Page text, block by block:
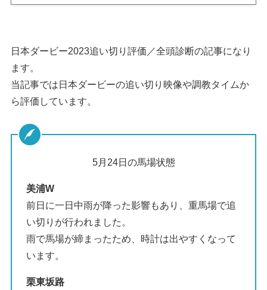
日本ダービー2023追い切り評価／全頭診断の記事になり
ます。
当記事では日本ダービーの追い切り映像や調教タイムか
ら評価しています。
5月24日の馬場状態
美浦W
前日に一日中雨が降った影響もあり、重馬場で追
い切りが行われました。
雨で馬場が締まったため、時計は出やすくなって
います。
栗東坂路